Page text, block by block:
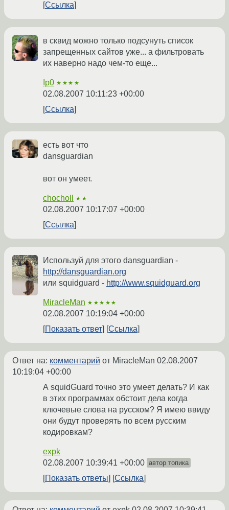
Ссылка
в сквид можно только подсунуть список
запрещенных сайтов уже... а фильтровать
их наверно надо чем-то еще...
Ip0 ★★★★
02.08.2007 10:11:23 +00:00
Ссылка
есть вот что
dansguardian
вот он умеет.
chocholl ★★
02.08.2007 10:17:07 +00:00
Ссылка
Используй для этого dansguardian -
http://dansguardian.org
или squidguard - http://www.squidguard.org
MiracleMan ★★★★★
02.08.2007 10:19:04 +00:00
Показать ответ
Ссылка
Ответ на: комментарий от MiracleMan 02.08.2007
10:19:04 +00:00
А squidGuard точно это умеет делать? И как
в этих программах обстоит дела когда
ключевые слова на русском? Я имею ввиду
они будут проверять по всем русским
кодировкам?
expk
02.08.2007 10:39:41 +00:00 автор топика
Показать ответы Ссылка